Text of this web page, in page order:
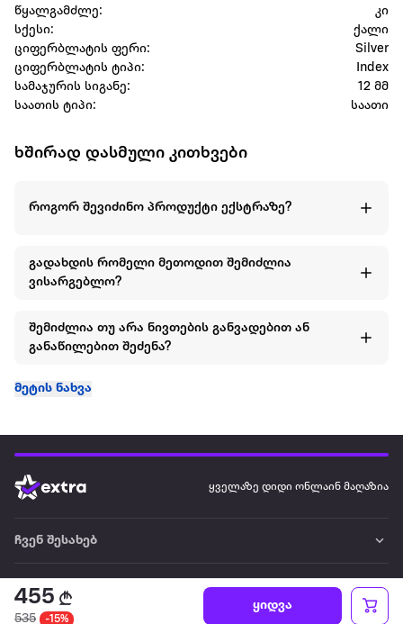
455
535 -15%
ყიდვა
წყალგამძლე:
კი
სქესი:
ქალი
ციფერბლატის ფერი:
Silver
ციფერბლატის ტიპი:
Index
სამაჯურის სიგანე:
12 მმ
საათის ტიპი:
საათი
ხშირად დასმული კითხვები
როგორ შევიძინო პროდუქტი ექსტრაზე?
გადახდის რომელი მეთოდით შემიძლია
ვისარგებლო?
შემიძლია თუ არა ნივთების განვადებით ან
განაწილებით შეძენა?
მეტის ნახვა
ყველაზე დიდი ონლაინ მაღაზია
ჩვენ შესახებ
წესები და პირობები